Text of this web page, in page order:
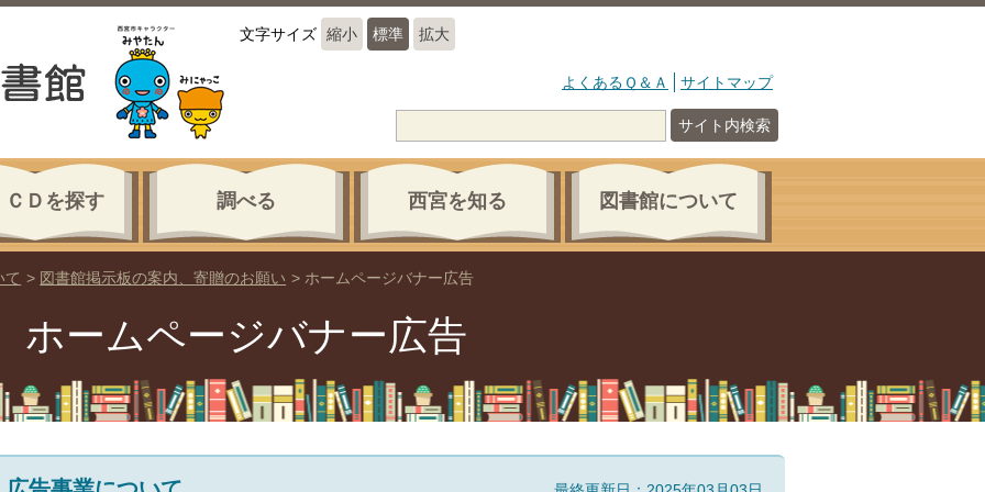
文字サイズ 縮小 標準 拡大
よくあるＱ＆Ａ サイトマップ
サイト内検索
ＣＤを探す 調べる 西宮を知る 図書館について
て > 図書館掲示板の案内、寄贈のお願い > ホームページバナー広告
ホームページバナー広告